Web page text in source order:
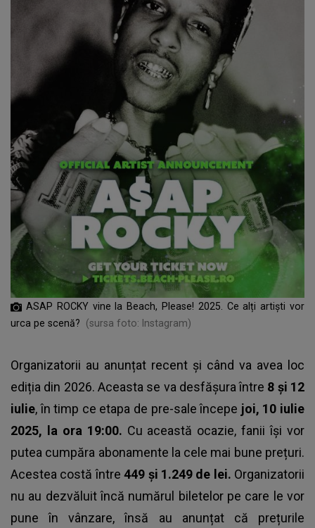
ASAP ROCKY vine la Beach, Please! 2025. Ce alți artiști vor
urca pe scenă?
(sursa foto: Instagram)
Organizatorii au anunțat recent și când va avea loc
ediția din 2026. Aceasta se va desfășura între 8 și 12
iulie, în timp ce etapa de pre-sale începe joi, 10 iulie
2025, la ora 19:00. Cu această ocazie, fanii își vor
putea cumpăra abonamente la cele mai bune prețuri.
Acestea costă între449 și 1.249 de lei. Organizatorii
nu au dezvăluit încă numărul biletelor pe care le vor
pune în vânzare, însă au anunțat că prețurile